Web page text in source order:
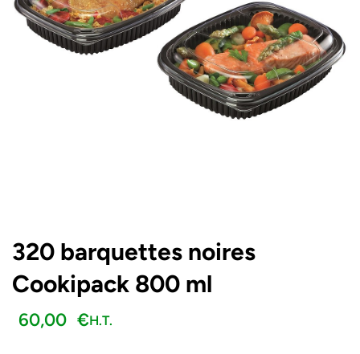
320 barquettes noires
Cookipack 800 ml
60,00 €H.T.